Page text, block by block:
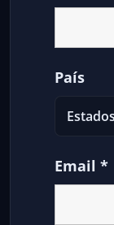
País
Email *